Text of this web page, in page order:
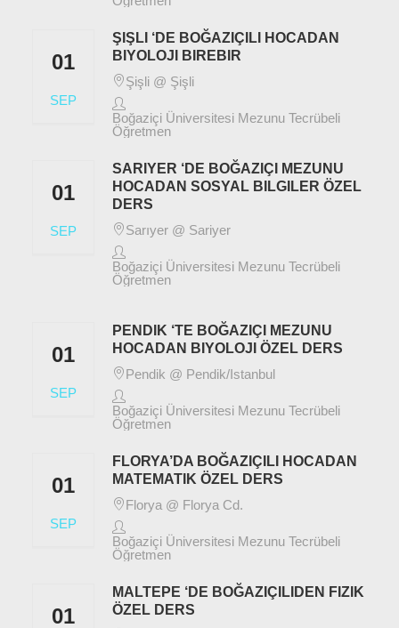
01
SEP
ŞIŞLI ‘DE BOĞAZIÇILI HOCADAN
BIYOLOJI BIREBIR
Şişli @ Şişli
Boğaziçi Üniversitesi Mezunu Tecrübeli
Öğretmen
01
SEP
SARIYER ‘DE BOĞAZIÇI MEZUNU
HOCADAN SOSYAL BILGILER ÖZEL
DERS
Sarıyer @ Sariyer
Boğaziçi Üniversitesi Mezunu Tecrübeli
Öğretmen
01
SEP
PENDIK ‘TE BOĞAZIÇI MEZUNU
HOCADAN BIYOLOJI ÖZEL DERS
Pendik @ Pendik/Istanbul
Boğaziçi Üniversitesi Mezunu Tecrübeli
Öğretmen
01
SEP
FLORYA’DA BOĞAZIÇILI HOCADAN
MATEMATIK ÖZEL DERS
Florya @ Florya Cd.
Boğaziçi Üniversitesi Mezunu Tecrübeli
Öğretmen
01
MALTEPE ‘DE BOĞAZIÇILIDEN FIZIK
ÖZEL DERS